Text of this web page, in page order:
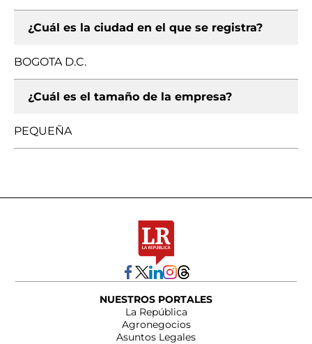
¿Cuál es la ciudad en el que se registra?
BOGOTA D.C.
¿Cuál es el tamaño de la empresa?
PEQUEÑA
NUESTROS PORTALES
La República
Agronegocios
Asuntos Legales